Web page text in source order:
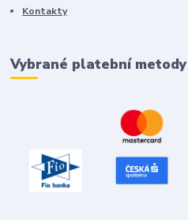
Kontakty
Vybrané platební metody